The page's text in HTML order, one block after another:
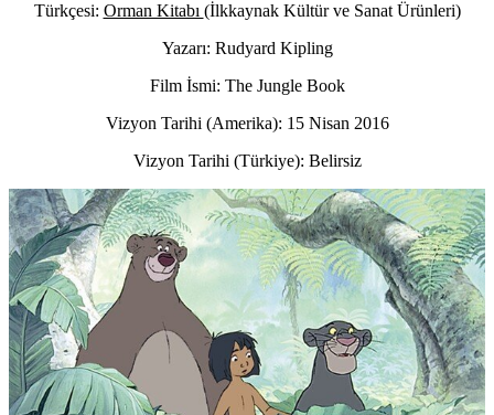
Türkçesi: Orman Kitabı (İlkkaynak Kültür ve Sanat Ürünleri)
Yazarı: Rudyard Kipling
Film İsmi: The Jungle Book
Vizyon Tarihi (Amerika): 15 Nisan 2016
Vizyon Tarihi (Türkiye): Belirsiz